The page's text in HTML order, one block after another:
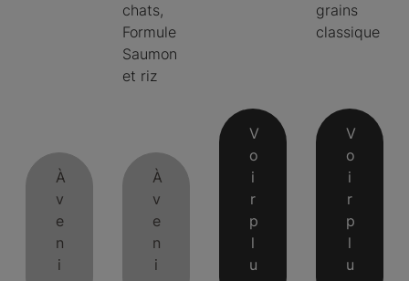
À
v
e
n
i
chats,
Formule
Saumon
et riz
À
v
e
n
i
V
o
i
r
p
l
u
grains
classique
V
o
i
r
p
l
u